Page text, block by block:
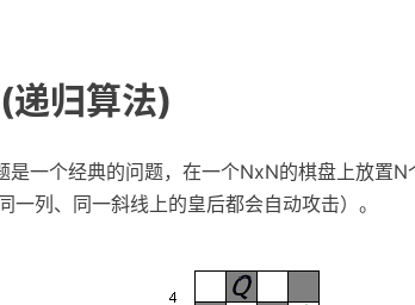
递归算法)
是一个经典的问题，在一个NxN的棋盘上放置
一列、同一斜线上的皇后都会自动攻击）。